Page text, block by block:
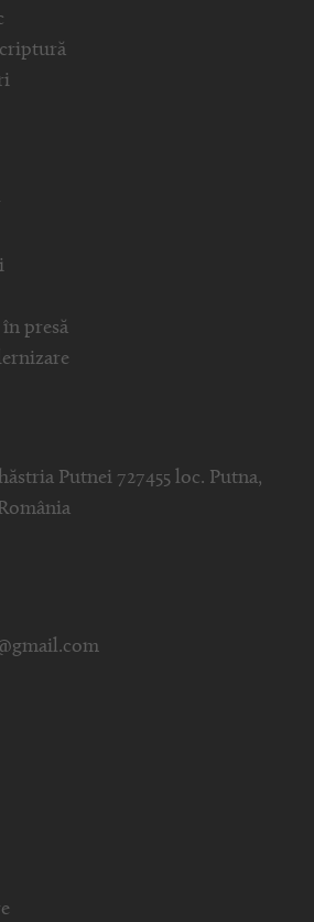
presă
Putnei 727455 loc. Putna,